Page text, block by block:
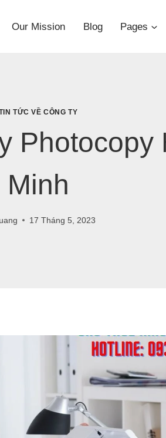
Our Mission Blog Pages
TỨC VỀ CÔNG TY
Photocopy
Minh
17 Tháng 5, 2023